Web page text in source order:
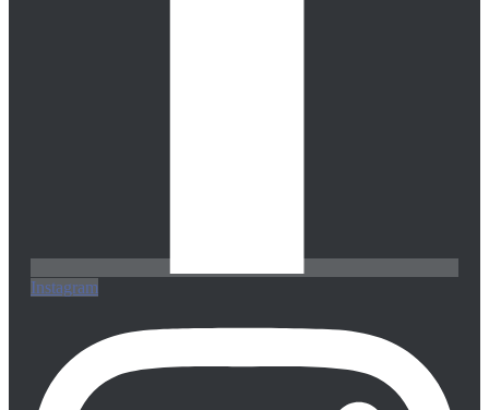
Instagram